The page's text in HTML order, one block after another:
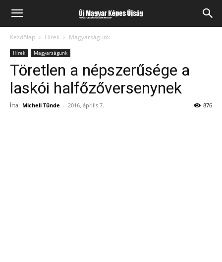
Kezdőlap Hírek Magyarságunk
Hírek Magyarságunk
Töretlen a népszerűsége a
laskói halfőzőversenynek
Írta: Micheli Tünde - 2016, április 7. 876